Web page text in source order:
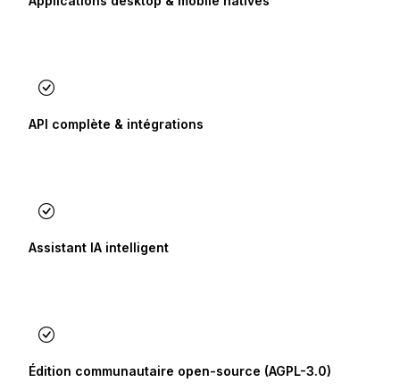
API complète & intégrations
Assistant IA intelligent
Édition communautaire open-source (AGPL-3.0)